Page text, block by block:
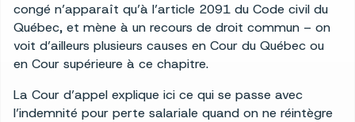
congé n’apparaît qu’à l’article 2091 du Code civil du
Québec, et mène à un recours de droit commun – on
voit d’ailleurs plusieurs causes en Cour du Québec ou
en Cour supérieure à ce chapitre.
La Cour d’appel explique ici ce qui se passe avec
l’indemnité pour perte salariale quand on ne réintègre